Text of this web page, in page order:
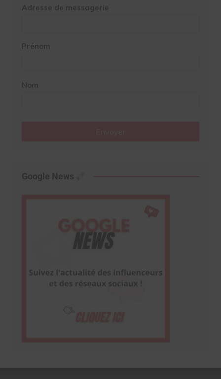
Adresse de messagerie
Prénom
Nom
Google News